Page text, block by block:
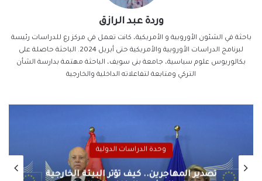
وردة عبد الرازق
باحثة في الشئون الأوروبية و الأمريكية، كانت تعمل في مركز رع للدراسات رئيسة
لبرنامج الدراسات الأوروبية والأمريكية حتى أبريل 2024. الباحثة حاصلة على
بكالوريوس علوم سياسية، جامعة بنى سويف، الباحثة مهتمة بدارسة الشأن
التركي ومتابعة لتفاعلاته الداخلية والخارجية
وحدة الدراسات الدولية
تصدير المهاجرين.. كيف تؤثر البيئة الخارجية